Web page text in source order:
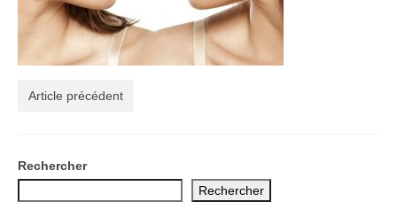
Article précédent
Rechercher
Rechercher